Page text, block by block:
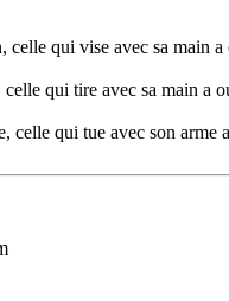
celle qui vise avec sa main
qui tire avec sa main a
celle qui tue avec son